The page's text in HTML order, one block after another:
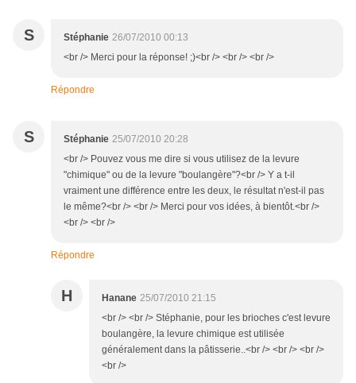
S Stéphanie 26/07/2010 00:13
<br /> Merci pour la réponse! ;)<br /> <br /> <br />
Répondre
S Stéphanie 25/07/2010 20:28
<br /> Pouvez vous me dire si vous utilisez de la levure
"chimique" ou de la levure "boulangère"?<br /> Y a t-il
vraiment une différence entre les deux, le résultat n'est-il pas
le même?<br /> <br /> Merci pour vos idées, à bientôt.<br />
<br /> <br />
Répondre
H Hanane 25/07/2010 21:15
<br /> <br /> Stéphanie, pour les brioches c'est levure
boulangère, la levure chimique est utilisée
généralement dans la pâtisserie..<br /> <br /> <br />
<br />